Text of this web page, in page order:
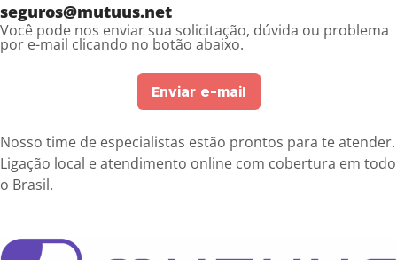
seguros@mutuus.net
Você pode nos enviar sua solicitação, dúvida ou problema
por e-mail clicando no botão abaixo.
Enviar e-mail
Nosso time de especialistas estão prontos para te atender.
Ligação local e atendimento online com cobertura em todo
o Brasil.